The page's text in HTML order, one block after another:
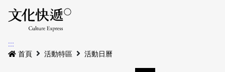
最新公告
:::
首頁
活動特區 活動日曆